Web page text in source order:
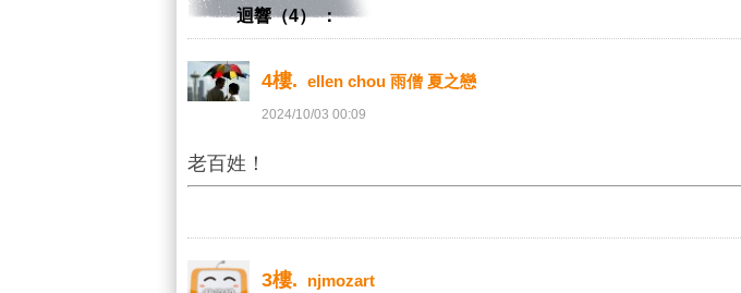
迴響（4） ：
4樓. ellen chou 雨僧 夏之戀
2024/10/03 00:09
老百姓！
3樓. njmozart